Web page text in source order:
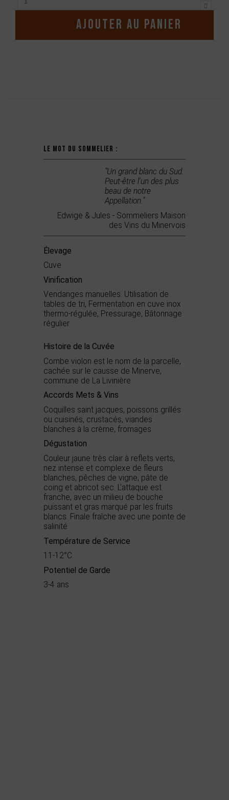
Ajouter au panier
Le mot du sommelier :
"Un grand blanc du Sud.
Peut-être l'un des plus
beau de notre
Appellation."
Edwige & Jules - Sommeliers Maison
des Vins du Minervois
Élevage
Cuve
Vinification
Vendanges manuelles. Utilisation de
tables de tri, Fermentation en cuve inox
thermo‐régulée, Pressurage, Bâtonnage
régulier
Histoire de la Cuvée
Combe violon est le nom de la parcelle,
cachée sur le causse de Minerve,
commune de La Livinière
Accords Mets & Vins
Coquilles saint jacques, poissons grillés
ou cuisinés, crustacés, viandes
blanches à la crème, fromages
Dégustation
Couleur jaune très clair à reflets verts,
nez intense et complexe de fleurs
blanches, pêches de vigne, pâte de
coing et abricot sec. L'attaque est
franche, avec un milieu de bouche
puissant et gras marqué par les fruits
blancs. Finale fraîche avec une pointe de
salinité
Température de Service
11-12°C
Potentiel de Garde
3-4 ans